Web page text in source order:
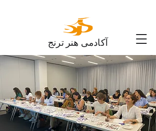
آکادمی هنر ترنج